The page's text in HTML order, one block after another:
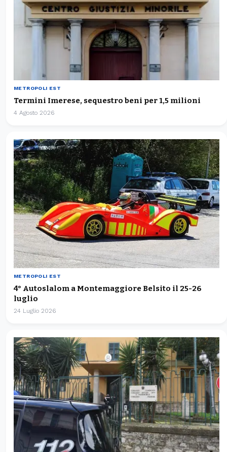
METROPOLI EST
Termini Imerese, sequestro beni per 1,5 milioni
4 Agosto 2026
METROPOLI EST
4° Autoslalom a Montemaggiore Belsito il 25-26
luglio
24 Luglio 2026